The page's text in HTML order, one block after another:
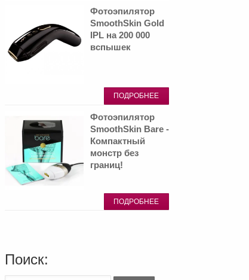
Фотоэпилятор
SmoothSkin Gold
IPL на 200 000
вспышек
ПОДРОБНЕЕ
Фотоэпилятор
SmoothSkin Bare -
Компактный
монстр без
границ!
ПОДРОБНЕЕ
Поиск: